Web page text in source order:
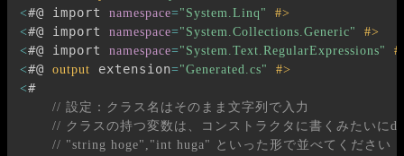
<#@ import namespace="System.Linq"
#>
<#@ import namespace="System.Collections.Generic"
#>
<#@ import namespace="System.Text.RegularExpressions"
<#@ output extension="Generated.cs"
#>
<#
// 設定：クラス名はそのまま文字列で入力
// クラスの持つ変数は、コンストラクタに書くみたいに
// "string hoge","int huga" といった形で並べてください